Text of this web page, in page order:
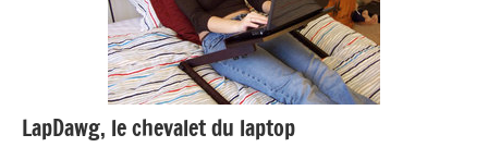
LapDawg, le chevalet du laptop